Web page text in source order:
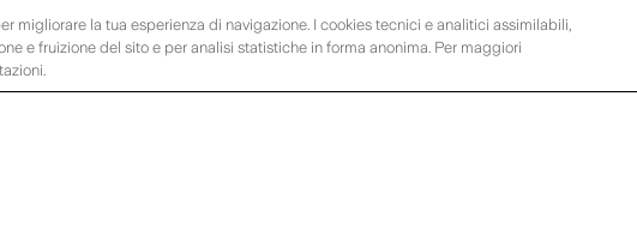
migliorare la tua esperienza di navigazione. I cookies tecnici e analitici assimilabili,
e fruizione del sito e per analisi statistiche in forma anonima. Per maggiori